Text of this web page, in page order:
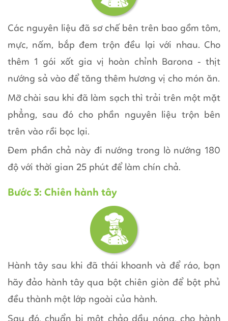
Các nguyên liệu đã sơ chế bên trên bao gồm tôm,
mực, nấm, bắp đem trộn đều lại với nhau. Cho
thêm 1 gói xốt gia vị hoàn chỉnh Barona - thịt
nướng sả vào để tăng thêm hương vị cho món ăn.
Mỡ chài sau khi đã làm sạch thì trải trên một mặt
phẳng, sau đó cho phần nguyên liệu trộn bên
trên vào rồi bọc lại.
Đem phần chả này đi nướng trong lò nướng 180
độ với thời gian 25 phút để làm chín chả.
Bước 3: Chiên hành tây
Hành tây sau khi đã thái khoanh và để ráo, bạn
hãy đảo hành tây qua bột chiên giòn để bột phủ
đều thành một lớp ngoài của hành.